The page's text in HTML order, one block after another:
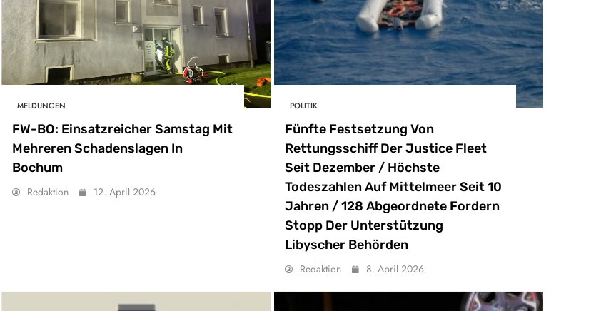
MELDUNGEN
FW-BO: Einsatzreicher Samstag Mit
Mehreren Schadenslagen In
Bochum
Redaktion 12. April 2026
POLITIK
Fünfte Festsetzung Von
Rettungsschiff Der Justice Fleet
Seit Dezember / Höchste
Todeszahlen Auf Mittelmeer Seit 10
Jahren / 128 Abgeordnete Fordern
Stopp Der Unterstützung
Libyscher Behörden
Redaktion 8. April 2026